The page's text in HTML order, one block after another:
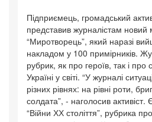
Підприємець, громадський
представив журналістам новий
“Миротворець”, який наразі
накладом у 100 примірників.
рубрик, як про героїв, так і про
Україні у світі. “У журналі
різних рівнях: на рівні роти,
солдата”, - наголосив активіст.
“Війни ХХ століття”, рубрика